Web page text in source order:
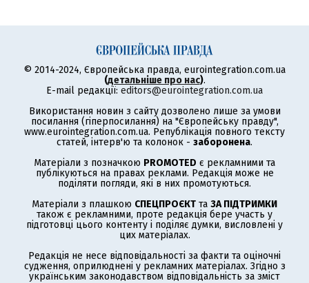
© 2014-2024, Європейська правда, eurointegration.com.ua
(детальніше про нас).
E-mail редакції: editors@eurointegration.com.ua
Використання новин з сайту дозволено лише за умови
посилання (гіперпосилання) на "Європейську правду",
www.eurointegration.com.ua. Републікація повного тексту
статей, інтерв'ю та колонок - заборонена.
Матеріали з позначкою PROMOTED є рекламними та
публікуються на правах реклами. Редакція може не
поділяти погляди, які в них промотуються.
Матеріали з плашкою СПЕЦПРОЄКТ та ЗА ПІДТРИМКИ
також є рекламними, проте редакція бере участь у
підготовці цього контенту і поділяє думки, висловлені у
цих матеріалах.
Редакція не несе відповідальності за факти та оціночні
судження, оприлюднені у рекламних матеріалах. Згідно з
українським законодавством відповідальність за зміст